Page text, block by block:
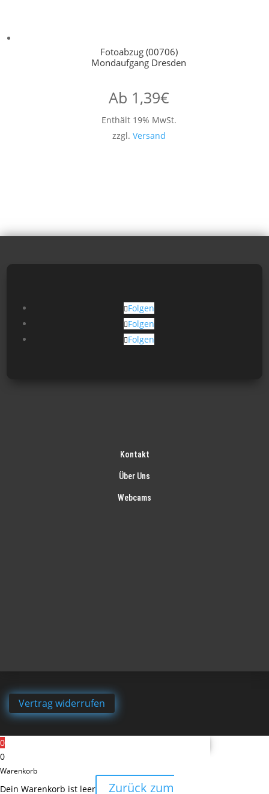
Fotoabzug (00706)
Mondaufgang Dresden
Ab 1,39€
Enthält 19% MwSt.
zzgl. Versand
Folgen
Folgen
Folgen
Kontakt
Über Uns
Webcams
Vertrag widerrufen
0
0
Warenkorb
Dein Warenkorb ist leer Zurück zum